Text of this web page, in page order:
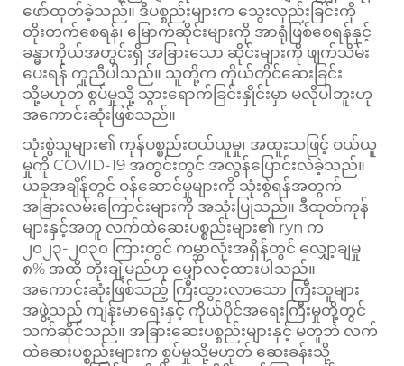
ဖော်ထုတ်ခဲ့သည်။ ဒီပစ္စည်းများက သွေးလှည်းခြင်းကို
တိုးတက်စေရန်၊ မြောက်ဆိုင်းများကို အာရုံဖြစ်စေရန်နှင့်
ခန္ဓာကိုယ်အတွင်းရှိ အခြားသော ဆိုင်းများကို ဖျက်သိမ်း
ပေးရန် ကူညီပါသည်။ သူတို့က ကိုယ်တိုင်ဆေးခြင်း
သို့မဟုတ် စွပ်မှုသို့ သွားရောက်ခြင်းနှိုင်းမှာ မလိုပါဘူးဟု
အကောင်းဆုံးဖြစ်သည်။
သုံးစွဲသူများ၏ ကုန်ပစ္စည်းဝယ်ယူမှု၊ အထူးသဖြင့် ဝယ်ယူ
မှုကို COVID-19 အတွင်းတွင် အလွန်ပြောင်းလဲခဲ့သည်။
ယခုအချိန်တွင် ဝန်ဆောင်မှုများကို သုံးစွဲရန်အတွက်
အခြားလမ်းကြောင်းများကို အသုံးပြုသည်။ ဒီထုတ်ကုန်
များနှင့်အတူ လက်ထဲဆေးပစ္စည်းများ၏ ryn က
၂၀၂၃-၂၀၃၀ ကြားတွင် ကမ္ဘာလုံးအရှိန်တွင် လျှော့ချမှု
၈% အထိ တိုးချဲ့မည်ဟု မျှော်လင့်ထားပါသည်။
အကောင်းဆုံးဖြစ်သည့် ကြီးထွားလာသော ကြီးသူများ
အဖွဲ့သည် ကျန်းမာရေးနှင့် ကိုယ်ပိုင်အရေးကြီးမှုတို့တွင်
သက်ဆိုင်သည်။ အခြားဆေးပစ္စည်းများနှင့် မတူဘဲ လက်
ထဲဆေးပစ္စည်းများက စွပ်မှုသို့မဟုတ် ဆေးခန်းသို့